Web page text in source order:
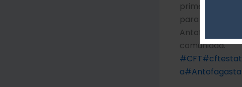
primera
para el año
Antofagasta y
comunidad.
#CFT
a#Antofagasta